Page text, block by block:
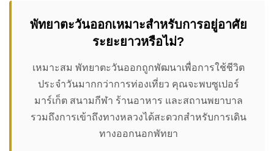
พัทยาตะวันออกเหมาะสำหรับการอยู่อาศัย
ระยะยาวหรือไม่?
เหมาะสม พัทยาตะวันออกถูกพัฒนาเพื่อการใช้ชีวิต
ประจำวันมากกว่าการท่องเที่ยว คุณจะพบซูเปอร์
มาร์เก็ต สนามกีฬา ร้านอาหาร และสถานพยาบาล
รวมถึงการเข้าถึงทางหลวงได้สะดวกสำหรับการเดิน
ทางออกนอกพัทยา